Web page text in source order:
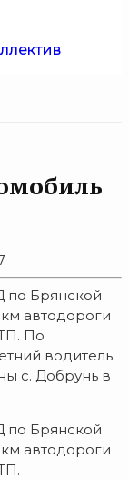
по Брянской
автодороги
По
водитель
с. Добрунь в
по Брянской
автодороги